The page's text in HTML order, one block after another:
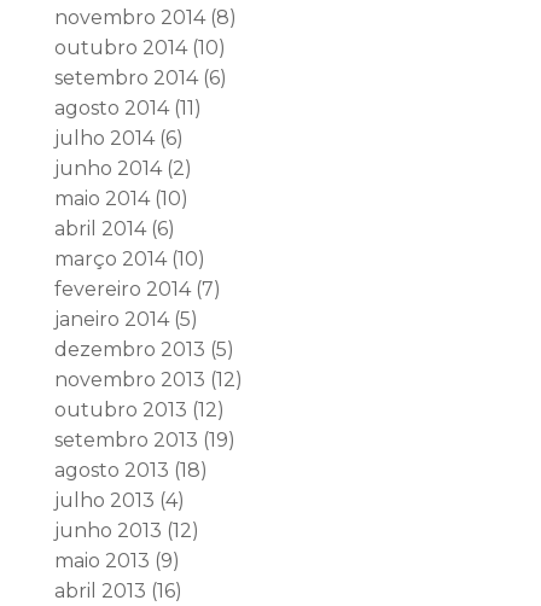
novembro 2014(8)
outubro 2014(10)
setembro 2014(6)
agosto 2014(11)
julho 2014(6)
junho 2014(2)
maio 2014(10)
abril 2014(6)
março 2014(10)
fevereiro 2014(7)
janeiro 2014(5)
dezembro 2013 (5)
novembro 2013 (12)
outubro 2013 (12)
setembro 2013 (19)
agosto 2013 (18)
julho 2013 (4)
junho 2013 (12)
maio 2013 (9)
abril 2013 (16)